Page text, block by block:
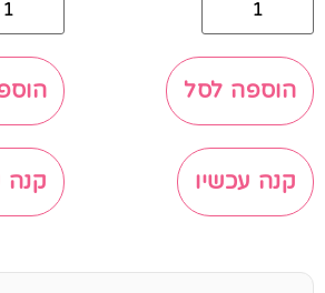
הוספה לסל
קנה עכשיו קנה